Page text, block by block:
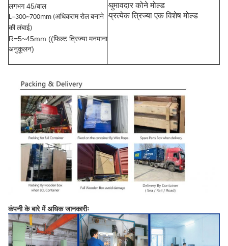
लगभग 45/बाल
L=300~700mm (अधिकतम रोल बनाने
की लंबाई)
R=5~45mm ((फिल्ट त्रिज्या मनमाना
अनुकूलन)
·घुमावदार कोने मोल्ड
·प्रत्येक त्रिज्या एक विशेष मोल्ड
कंपनी के बारे में अधिक जानकारीः